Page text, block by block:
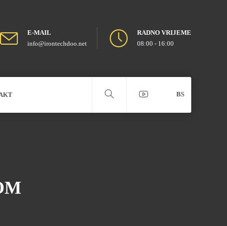
E-MAIL
info@irontechdoo.net
RADNO VRIJEME
08:00 - 16:00
BS